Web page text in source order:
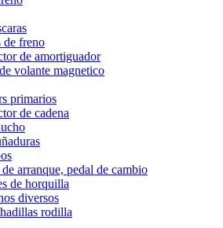
de freno
de amortiguador
volante magnetico
primarios
de cadena
de arranque, pedal de cambio
de horquilla
diversos
rodilla